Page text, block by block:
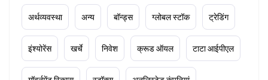
अर्थव्यवस्था अन्य बॉन्ड्स ग्लोबल स्टॉक ट्रेडिंग
इंश्योरेंस खर्चे निवेश क्रूड ऑयल टाटा आईपीएल